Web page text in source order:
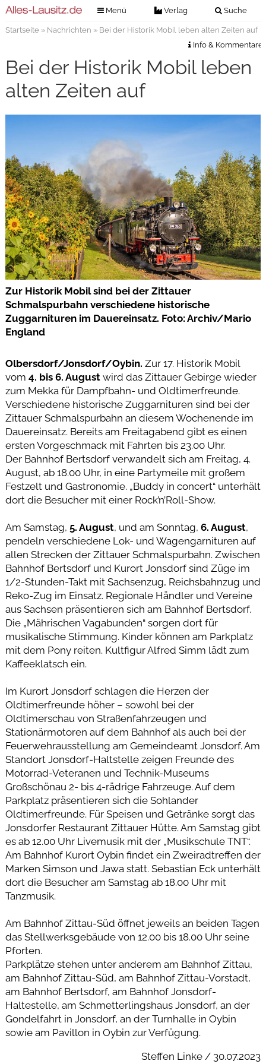
Menü Verlag Suche
Verlag
Kontakt
Impressum
Nachrichten
Veranstaltungstickets
Digitale Ausgaben
Startseite» Nachrichten » Bei der Historik Mobil leben alten Zeiten auf
Info & Kommentare
Bei der Historik Mobil leben
alten Zeiten auf
Zur Historik Mobil sind bei der Zittauer
Schmalspurbahn verschiedene historische
Zuggarnituren im Dauereinsatz. Foto: Archiv/Mario
England
Olbersdorf/Jonsdorf/Oybin. Zur 17. Historik Mobil
vom 4. bis 6. Augustwird das Zittauer Gebirge wieder
zum Mekka für Dampfbahn- und Oldtimerfreunde.
Verschiedene historische Zuggarnituren sind bei der
Zittauer Schmalspurbahn an diesem Wochenende im
Dauereinsatz. Bereits am Freitagabend gibt es einen
ersten Vorgeschmack mit Fahrten bis 23.00 Uhr.
Der Bahnhof Bertsdorf verwandelt sich am Freitag, 4.
August, ab 18.00 Uhr, in eine Partymeile mit großem
Festzelt und Gastronomie. „Buddy in concert“ unterhält
dort die Besucher mit einer Rock’n’Roll-Show.
Am Samstag, 5. August, und am Sonntag, 6. August,
pendeln verschiedene Lok- und Wagengarnituren auf
allen Strecken der Zittauer Schmalspurbahn. Zwischen
Bahnhof Bertsdorf und Kurort Jonsdorf sind Züge im
1/2-Stunden-Takt mit Sachsenzug, Reichsbahnzug und
Reko-Zug im Einsatz. Regionale Händler und Vereine
aus Sachsen präsentieren sich am Bahnhof Bertsdorf.
Die „Mährischen Vagabunden“ sorgen dort für
musikalische Stimmung. Kinder können am Parkplatz
mit dem Pony reiten. Kultfigur Alfred Simm lädt zum
Kaffeeklatsch ein.
Im Kurort Jonsdorf schlagen die Herzen der
Oldtimerfreunde höher – sowohl bei der
Oldtimerschau von Straßenfahrzeugen und
Stationärmotoren auf dem Bahnhof als auch bei der
Feuerwehrausstellung am Gemeindeamt Jonsdorf. Am
Standort Jonsdorf-Haltstelle zeigen Freunde des
Motorrad-Veteranen und Technik-Museums
Großschönau 2- bis 4-rädrige Fahrzeuge. Auf dem
Parkplatz präsentieren sich die Sohlander
Oldtimerfreunde. Für Speisen und Getränke sorgt das
Jonsdorfer Restaurant Zittauer Hütte. Am Samstag gibt
es ab 12.00 Uhr Livemusik mit der „Musikschule TNT“.
Am Bahnhof Kurort Oybin findet ein Zweiradtreffen der
Marken Simson und Jawa statt. Sebastian Eck unterhält
dort die Besucher am Samstag ab 18.00 Uhr mit
Tanzmusik.
Am Bahnhof Zittau-Süd öffnet jeweils an beiden Tagen
das Stellwerksgebäude von 12.00 bis 18.00 Uhr seine
Pforten.
Parkplätze stehen unter anderem am Bahnhof Zittau,
am Bahnhof Zittau-Süd, am Bahnhof Zittau-Vorstadt,
am Bahnhof Bertsdorf, am Bahnhof Jonsdorf-
Haltestelle, am Schmetterlingshaus Jonsdorf, an der
Gondelfahrt in Jonsdorf, an der Turnhalle in Oybin
sowie am Pavillon in Oybin zur Verfügung.
Steffen Linke / 30.07.2023